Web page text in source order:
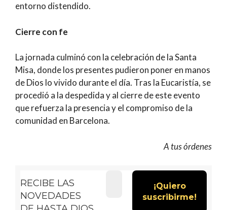
entorno distendido.
Cierre con fe
La jornada culminó con la celebración de la Santa
Misa, donde los presentes pudieron poner en manos
de Dios lo vivido durante el día. Tras la Eucaristía, se
procedió a la despedida y al cierre de este evento
que refuerza la presencia y el compromiso de la
comunidad en Barcelona.
A tus órdenes
RECIBE LAS
NOVEDADES